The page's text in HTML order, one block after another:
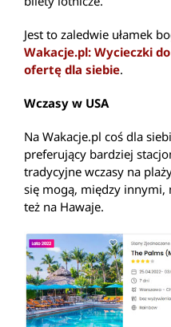
Jest to zaledwie ułamek
Wakacje.pl: Wycieczki
ofertę dla siebie.
Wczasy w USA
Na Wakacje.pl coś dla
preferujący bardziej
tradycyjne wczasy na
się mogą, między innymi,
też na Hawaje.